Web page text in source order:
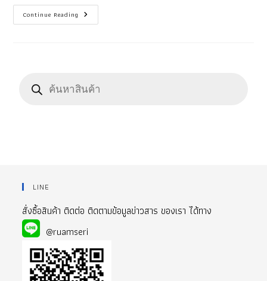
Continue Reading สาย
ไฟฟ้า
search
LINE
สั่งซื้อสินค้า ติดต่อ ติดตามข้อมูลข่าวสาร ของเรา ได้ทาง
@ruamseri